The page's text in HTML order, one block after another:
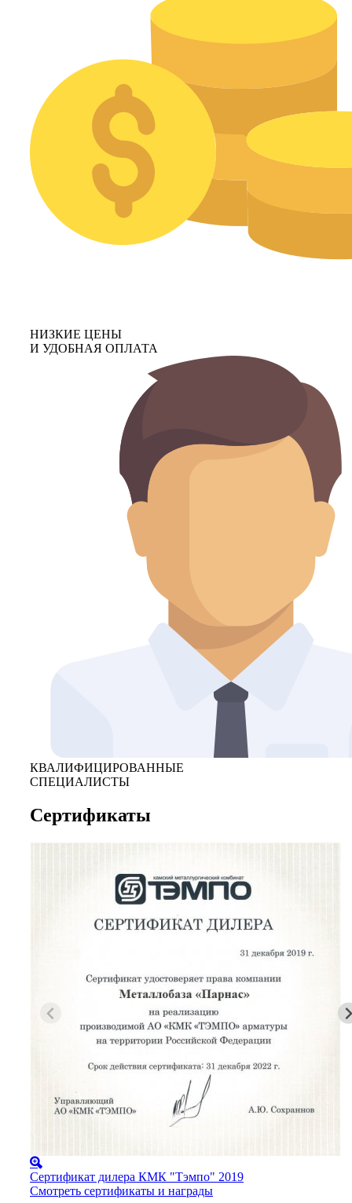
НИЗКИЕ ЦЕНЫ
И УДОБНАЯ ОПЛАТА
КВАЛИФИЦИРОВАННЫЕ
СПЕЦИАЛИСТЫ
Сертификаты
Сертификат дилера КМК "Тэмпо" 2019
Смотреть сертификаты и награды